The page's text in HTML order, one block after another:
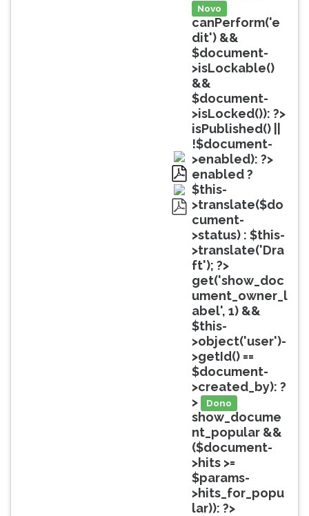
pdf
pdf
Novo
canPerform('e
dit') &&
$document-
>isLockable()
&&
$document-
>isLocked()): ?>
isPublished() ||
!$document-
>enabled): ?>
enabled ?
$this-
>translate($do
cument-
>status) : $this-
>translate('Dra
ft'); ?>
get('show_doc
ument_owner_l
abel', 1) &&
$this-
>object('user')-
>getId() ==
$document-
>created_by): ?
>
Dono
show_docume
nt_popular &&
($document-
>hits >=
$params-
>hits_for_popu
lar)): ?>